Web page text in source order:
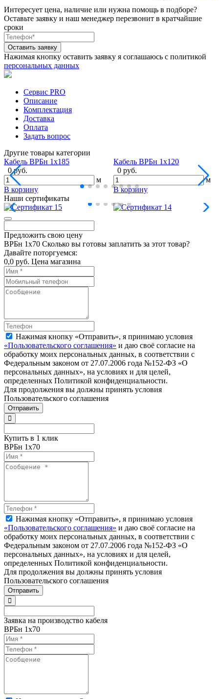
Интересует цена, наличие или нужна помощь в подборе?
Оставьте заявку и наш менеджер перезвонит в кратчайшие
сроки
Нажимая кнопку оставить заявку я соглашаюсь с политикой
персональных данных
Сервис PRO
Описание
Комплектация
Доставка
Оплата
Задать вопрос
Другие товары категории
Кабель ВРБн 1х185
0 руб.
м
В корзину
Кабель ВРБн 1х120
0 руб.
м
В корзину
Наши сертификаты
Предложить свою цену
ВРБн 1х70 Сколько вы готовы заплатить за этот товар?
Давайте поторгуемся:
0,0 руб. Цена магазина
Нажимая кнопку «Отправить», я принимаю условия
«Пользовательского соглашения» и даю своё согласие на
обработку моих персональных данных, в соответствии с
Федеральным законом от 27.07.2006 года №152-ФЗ «О
персональных данных», на условиях и для целей,
определенных Политикой конфиденциальности.
Для продолжения вы должны принять условия
Пользовательского соглашения
Отправить
Купить в 1 клик
ВРБн 1х70
Нажимая кнопку «Отправить», я принимаю условия
«Пользовательского соглашения» и даю своё согласие на
обработку моих персональных данных, в соответствии с
Федеральным законом от 27.07.2006 года №152-ФЗ «О
персональных данных», на условиях и для целей,
определенных Политикой конфиденциальности.
Для продолжения вы должны принять условия
Пользовательского соглашения
Отправить
Заявка на производство кабеля
ВРБн 1х70